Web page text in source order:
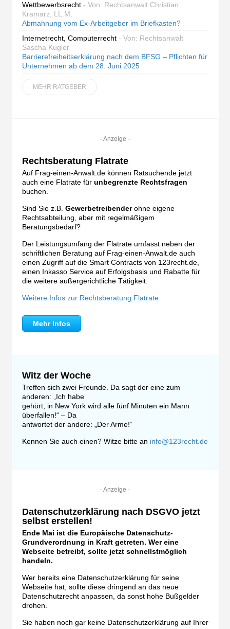
Wettbewerbsrecht - Von: Rechtsanwalt Christian
Kramarz, LL.M.
Abmahnung vom Ex-Arbeitgeber im Briefkasten?
Internetrecht, Computerrecht - Von: Rechtsanwalt
Sascha Kugler
Barrierefreiheitserklärung nach dem BFSG – Pflichten für
Unternehmen ab dem 28. Juni 2025
MEHR RATGEBER
- Anzeige -
Rechtsberatung Flatrate
Auf Frag-einen-Anwalt.de können Ratsuchende jetzt
auch eine Flatrate für unbegrenzte Rechtsfragen
buchen.
Sind Sie z.B. Gewerbetreibenderohne eigene
Rechtsabteilung, aber mit regelmäßigem
Beratungsbedarf?
Der Leistungsumfang der Flatrate umfasst neben der
schriftlichen Beratung auf Frag-einen-Anwalt.de auch
einen Zugriff auf die Smart Contracts von 123recht.de,
einen Inkasso Service auf Erfolgsbasis und Rabatte für
die weitere außergerichtliche Tätigkeit.
Weitere Infos zur Rechtsberatung Flatrate
Mehr Infos
Witz der Woche
Treffen sich zwei Freunde. Da sagt der eine zum
anderen: „Ich habe
gehört, in New York wird alle fünf Minuten ein Mann
überfallen!“ – Da
antwortet der andere: „Der Arme!“
Kennen Sie auch einen? Witze bitte an info@123recht.de
- Anzeige -
Datenschutzerklärung nach DSGVO jetzt
selbst erstellen!
Ende Mai ist die Europäische Datenschutz-
Grundverordnung in Kraft getreten. Wer eine
Webseite betreibt, sollte jetzt schnellstmöglich
handeln.
Wer bereits eine Datenschutzerklärung für seine
Webseite hat, sollte diese dringend an das neue
Datenschutzrecht anpassen, da sonst hohe Bußgelder
drohen.
Sie haben noch gar keine Datenschutzerklärung auf Ihrer